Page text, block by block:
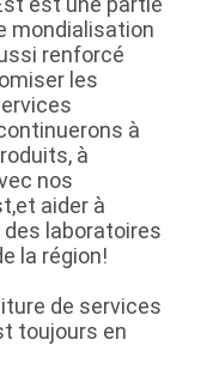
mondialisation
renforcé
les
à
à
nos
aider à
laboratoires
la région!
de services
toujours en